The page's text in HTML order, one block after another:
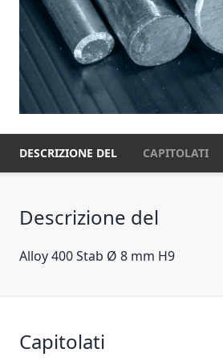
DESCRIZIONE DEL CAPITOLATI
Descrizione del
Alloy 400 Stab Ø 8 mm H9
Capitolati